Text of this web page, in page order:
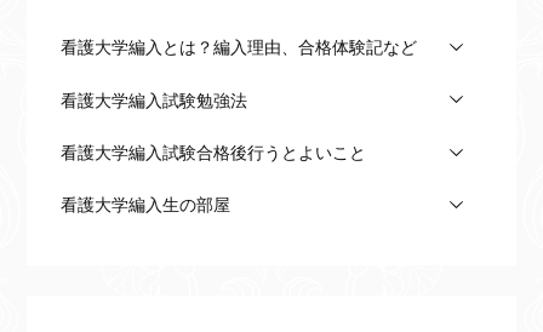
看護大学編入とは？編入理由、合格体験記など
看護大学編入試験勉強法
看護大学編入試験合格後行うとよいこと
看護大学編入生の部屋